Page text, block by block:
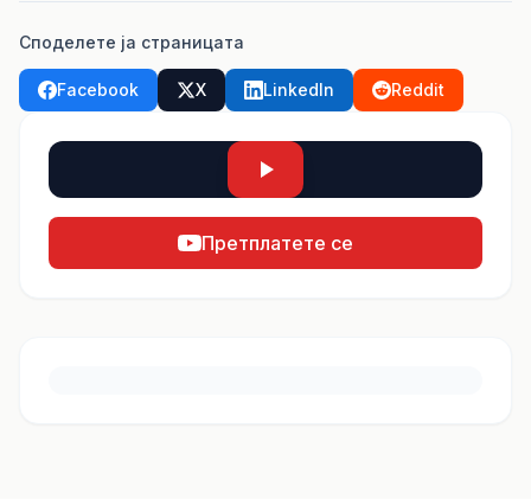
Споделете ја страницата
Facebook X LinkedIn Reddit
Претплатете се